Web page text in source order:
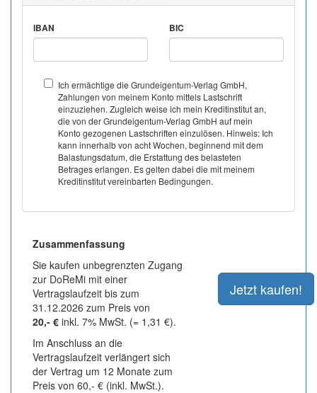
IBAN BIC
Ich ermächtige die Grundeigentum-Verlag GmbH,
Zahlungen von meinem Konto mittels Lastschrift
einzuziehen. Zugleich weise ich mein Kreditinstitut an,
die von der Grundeigentum-Verlag GmbH auf mein
Konto gezogenen Lastschriften einzulösen. Hinweis: Ich
kann innerhalb von acht Wochen, beginnend mit dem
Balastungsdatum, die Erstattung des belasteten
Betrages erlangen. Es gelten dabei die mit meinem
Kreditinstitut vereinbarten Bedingungen.
Zusammenfassung
Sie kaufen unbegrenzten Zugang
zur DoReMi mit einer
Vertragslaufzeit bis zum
31.12.2026 zum Preis von
20,- € inkl. 7% MwSt. (= 1,31 €).
Im Anschluss an die
Vertragslaufzeit verlängert sich
der Vertrag um 12 Monate zum
Preis von 60,- € (inkl. MwSt.).